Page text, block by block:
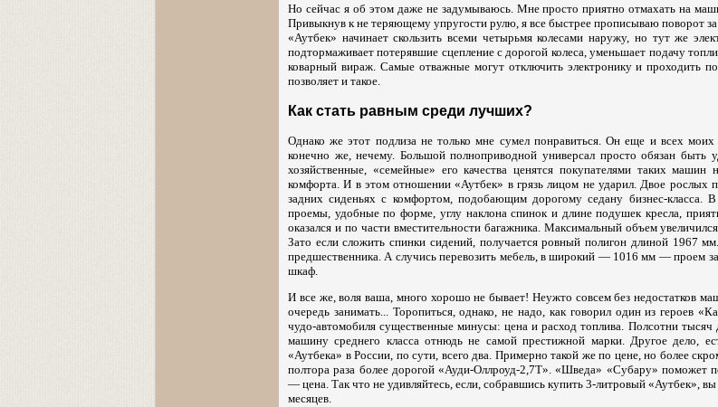
Но сейчас я об этом даже не задумываюсь. Мне просто приятно отмахать на
Привыкнув к не теряющему упругости рулю, я все быстрее прописываю поворот
«Аутбек» начинает скользить всеми четырьмя колесами наружу, но тут же
подтормаживает потерявшие сцепление с дорогой колеса, уменьшает подачу
коварный вираж. Самые отважные могут отключить электронику и проходить
позволяет и такое.
Как стать равным среди лучших?
Однако же этот подлиза не только мне сумел понравиться. Он еще и всех моих
конечно же, нечему. Большой полноприводной универсал просто обязан
хозяйственные, «семейные» его качества ценятся покупателями таких
комфорта. И в этом отношении «Аутбек» в грязь лицом не ударил. Двое рослых
задних сиденьях с комфортом, подобающим дорогому седану бизнес-
проемы, удобные по форме, углу наклона спинок и длине подушек кресла,
оказался и по части вместительности багажника. Максимальный объем
Зато если сложить спинки сидений, получается ровный полигон длиной 1967
предшественника. А случись перевозить мебель, в широкий — 1016 мм — проем
шкаф.
И все же, воля ваша, много хорошо не бывает! Неужто совсем без недостатков
очередь занимать... Торопиться, однако, не надо, как говорил один из героев
чудо-автомобиля существенные минусы: цена и расход топлива. Полсотни тысяч
машину среднего класса отнюдь не самой престижной марки. Другое дело,
«Аутбека» в России, по сути, всего два. Примерно такой же по цене, но более
полтора раза более дорогой «Ауди-Оллроуд-2,7T». «Шведа» «Субару» поможет
— цена. Так что не удивляйтесь, если, собравшись купить 3-литровый «Аутбек»,
месяцев.